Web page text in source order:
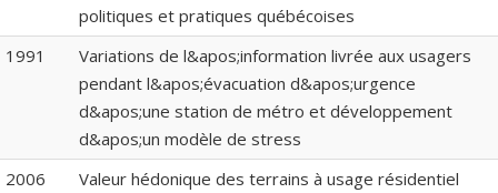
politiques et pratiques québécoises
1991
Variations de l&apos;information livrée aux usagers
pendant l&apos;évacuation d&apos;urgence
d&apos;une station de métro et développement
d&apos;un modèle de stress
2006
Valeur hédonique des terrains à usage résidentiel